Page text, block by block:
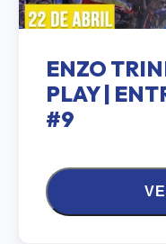
ENZO
PLAY |
#9